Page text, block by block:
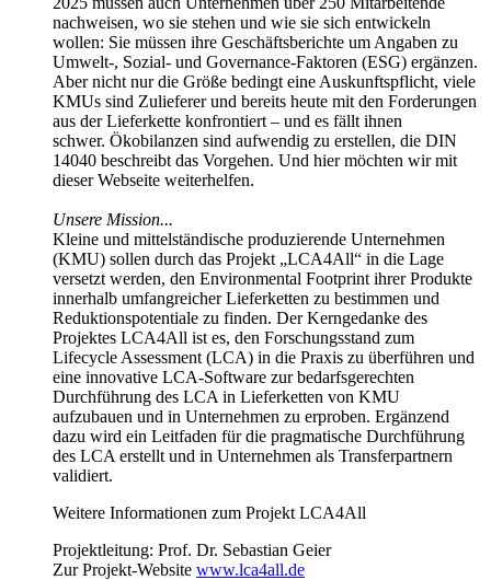
nachweisen, wo sie stehen und wie sie sich entwickeln
wollen: Sie müssen ihre Geschäftsberichte um Angaben zu
Umwelt-, Sozial- und Governance-Faktoren (ESG) ergänzen.
Aber nicht nur die Größe bedingt eine Auskunftspflicht, viele
KMUs sind Zulieferer und bereits heute mit den Forderungen
aus der Lieferkette konfrontiert – und es fällt ihnen
schwer. Ökobilanzen sind aufwendig zu erstellen, die DIN
14040 beschreibt das Vorgehen. Und hier möchten wir mit
dieser Webseite weiterhelfen.
Unsere Mission...
Kleine und mittelständische produzierende Unternehmen
(KMU) sollen durch das Projekt „LCA4All“ in die Lage
versetzt werden, den Environmental Footprint ihrer Produkte
innerhalb umfangreicher Lieferketten zu bestimmen und
Reduktionspotentiale zu finden. Der Kerngedanke des
Projektes LCA4All ist es, den Forschungsstand zum
Lifecycle Assessment (LCA) in die Praxis zu überführen und
eine innovative LCA-Software zur bedarfsgerechten
Durchführung des LCA in Lieferketten von KMU
aufzubauen und in Unternehmen zu erproben. Ergänzend
dazu wird ein Leitfaden für die pragmatische Durchführung
des LCA erstellt und in Unternehmen als Transferpartnern
validiert.
Weitere Informationen zum Projekt LCA4All
Projektleitung: Prof. Dr. Sebastian Geier
​​​​​​Zur Projekt-Website www.lca4all.de​